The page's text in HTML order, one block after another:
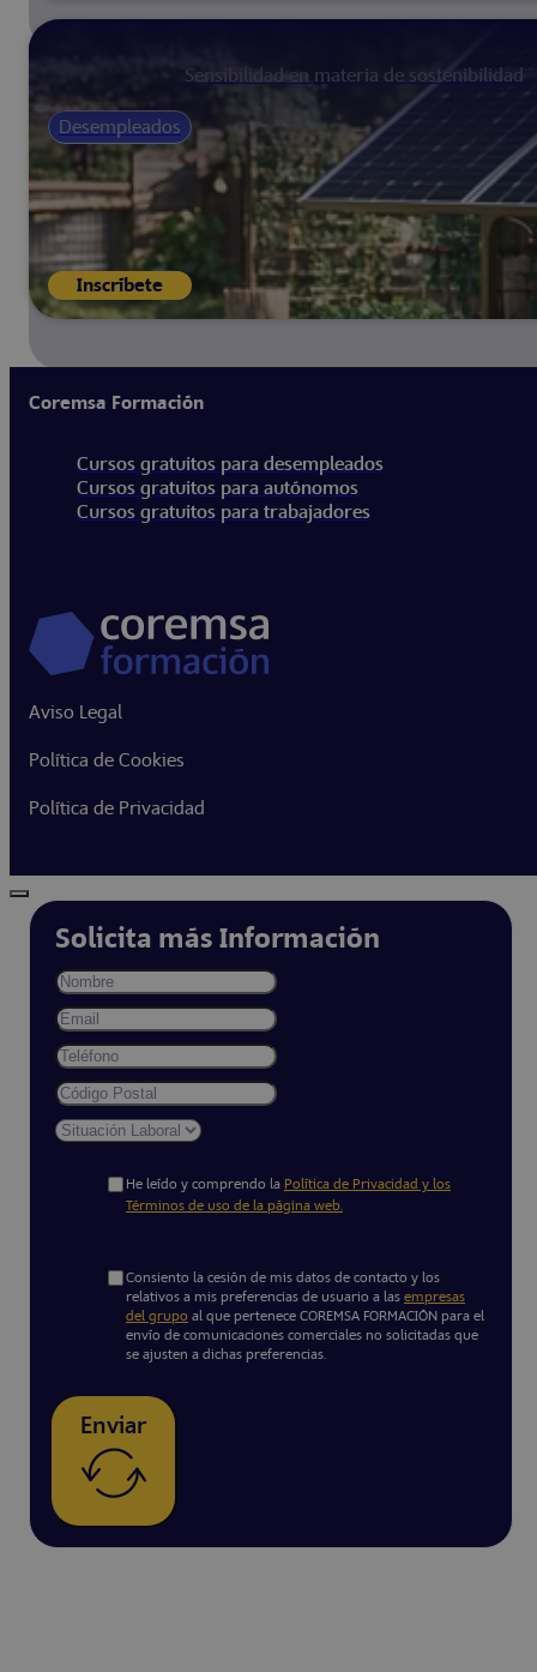
Sensibilidad en materia de sostenibilidad
Desempleados
Inscríbete
Coremsa Formación
Cursos gratuitos para desempleados
Cursos gratuitos para autónomos
Cursos gratuitos para trabajadores
Aviso Legal
Política de Cookies
Política de Privacidad
Solicita más Información
He leído y comprendo la Política de Privacidad y los
Términos de uso de la página web.
Consiento la cesión de mis datos de contacto y los
relativos a mis preferencias de usuario a las empresas
del grupo al que pertenece COREMSA FORMACIÓN para el
envío de comunicaciones comerciales no solicitadas que
se ajusten a dichas preferencias.
Enviar